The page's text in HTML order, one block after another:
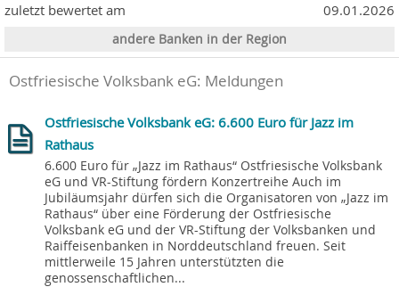
zuletzt bewertet am 09.01.2026
andere Banken in der Region
Ostfriesische Volksbank eG: Meldungen
Ostfriesische Volksbank eG: 6.600 Euro für Jazz im
Rathaus
6.600 Euro für „Jazz im Rathaus“ Ostfriesische Volksbank
eG und VR-Stiftung fördern Konzertreihe Auch im
Jubiläumsjahr dürfen sich die Organisatoren von „Jazz im
Rathaus“ über eine Förderung der Ostfriesische
Volksbank eG und der VR-Stiftung der Volksbanken und
Raiffeisenbanken in Norddeutschland freuen. Seit
mittlerweile 15 Jahren unterstützten die
genossenschaftlichen...